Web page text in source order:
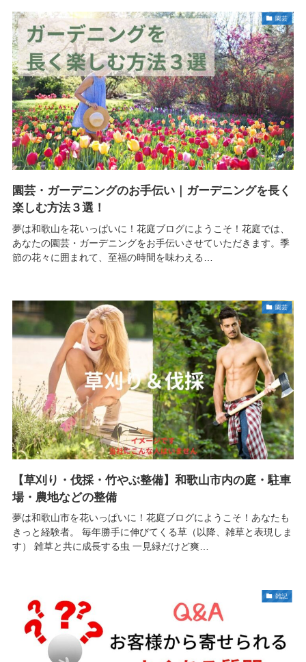
園芸
園芸・ガーデニングのお手伝い｜ガーデニングを長く
楽しむ方法３選！
夢は和歌山を花いっぱいに！花庭ブログにようこそ！花庭では、
あなたの園芸・ガーデニングをお手伝いさせていただきます。季
節の花々に囲まれて、至福の時間を味わえる…
園芸
【草刈り・伐採・竹やぶ整備】和歌山市内の庭・駐車
場・農地などの整備
夢は和歌山市を花いっぱいに！花庭ブログにようこそ！あなたも
きっと経験者。 毎年勝手に伸びてくる草（以降、雑草と表現しま
す） 雑草と共に成長する虫 一見緑だけど爽…
雑記